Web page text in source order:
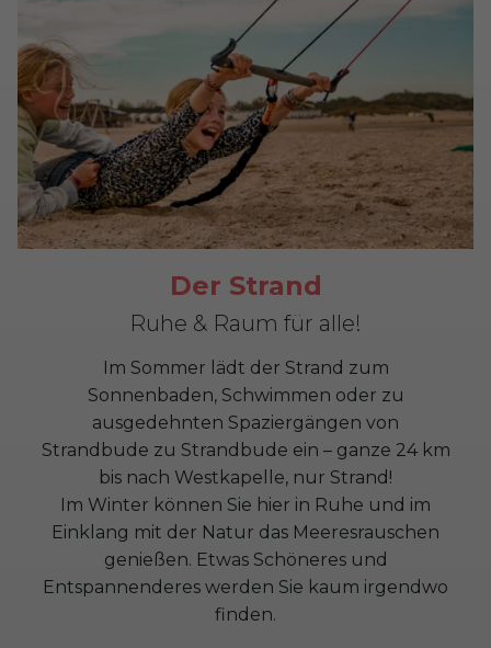
Der Strand
Ruhe & Raum für alle!
Im Sommer lädt der Strand zum
Sonnenbaden, Schwimmen oder zu
ausgedehnten Spaziergängen von
Strandbude zu Strandbude ein – ganze 24 km
bis nach Westkapelle, nur Strand!
Im Winter können Sie hier in Ruhe und im
Einklang mit der Natur das Meeresrauschen
genießen. Etwas Schöneres und
Entspannenderes werden Sie kaum irgendwo
finden.